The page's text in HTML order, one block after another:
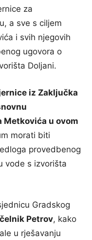
za
a sve s ciljem
i svih njegovih
ugovora o
Doljani.
iz Zaključka
Metkovića u ovom
morati biti
provedbenog
vode s izvorišta
Gradskog
Petrov, kako
u rješavanju